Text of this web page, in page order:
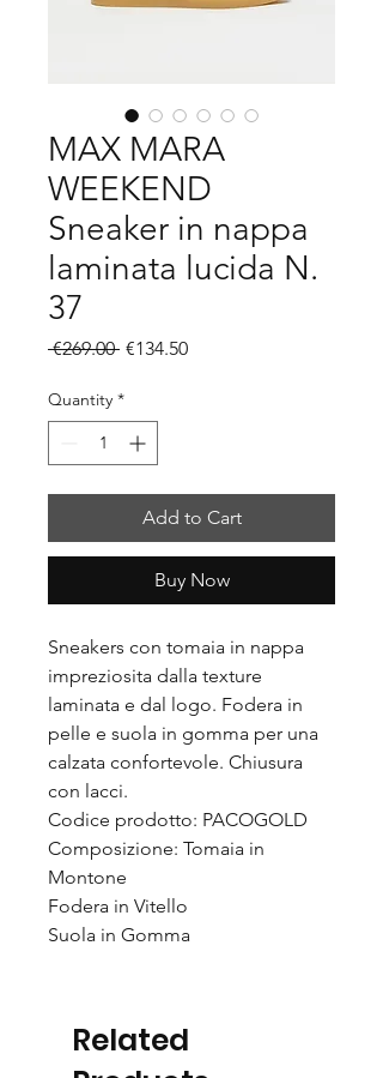
MAX MARA
WEEKEND
Sneaker in nappa
laminata lucida N.
37
€269.00 Regular
€134.50Sale
Quantity *
Add to Cart
Buy Now
Sneakers con tomaia in nappa
impreziosita dalla texture
laminata e dal logo. Fodera in
pelle e suola in gomma per una
calzata confortevole. Chiusura
con lacci.
Codice prodotto: PACOGOLD
Composizione: Tomaia in
Montone
Fodera in Vitello
Suola in Gomma
Related